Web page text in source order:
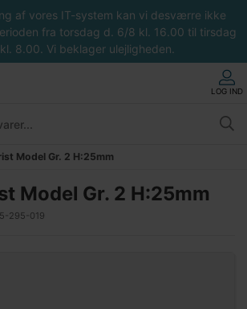
af vores IT-system kan vi desværre ikke
fra torsdag d. 6/8 kl. 16.00 til tirsdag
8.00. Vi beklager ulejligheden.
LOG IND
Model Gr. 2 H:25mm
Model Gr. 2 H:25mm
295-019